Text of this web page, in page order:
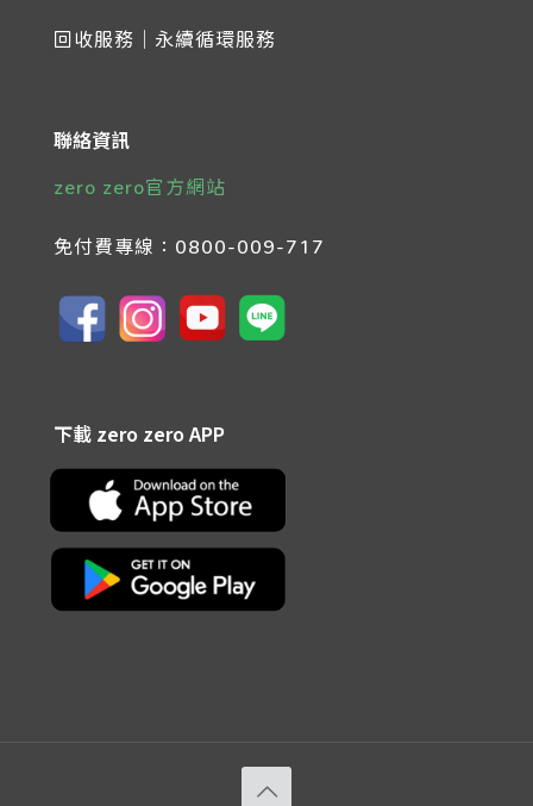
回收服務｜永續循環服務
聯絡資訊
zero zero官方網站
免付費專線： 0800-009-717
下載 zero zero APP